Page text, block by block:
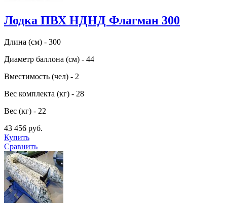
Лодка ПВХ НДНД Флагман 300
Длина (см) - 300
Диаметр баллона (см) - 44
Вместимость (чел) - 2
Вес комплекта (кг) - 28
Вес (кг) - 22
43 456 руб.
Купить
Сравнить